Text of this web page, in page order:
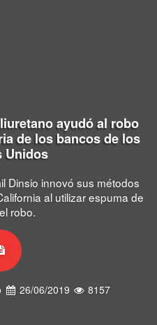
ayudó al robo
de los bancos de los
Unidos
Dinsio innovó sus métodos
al utilizar espuma de
robo.
26/06/2019 8157